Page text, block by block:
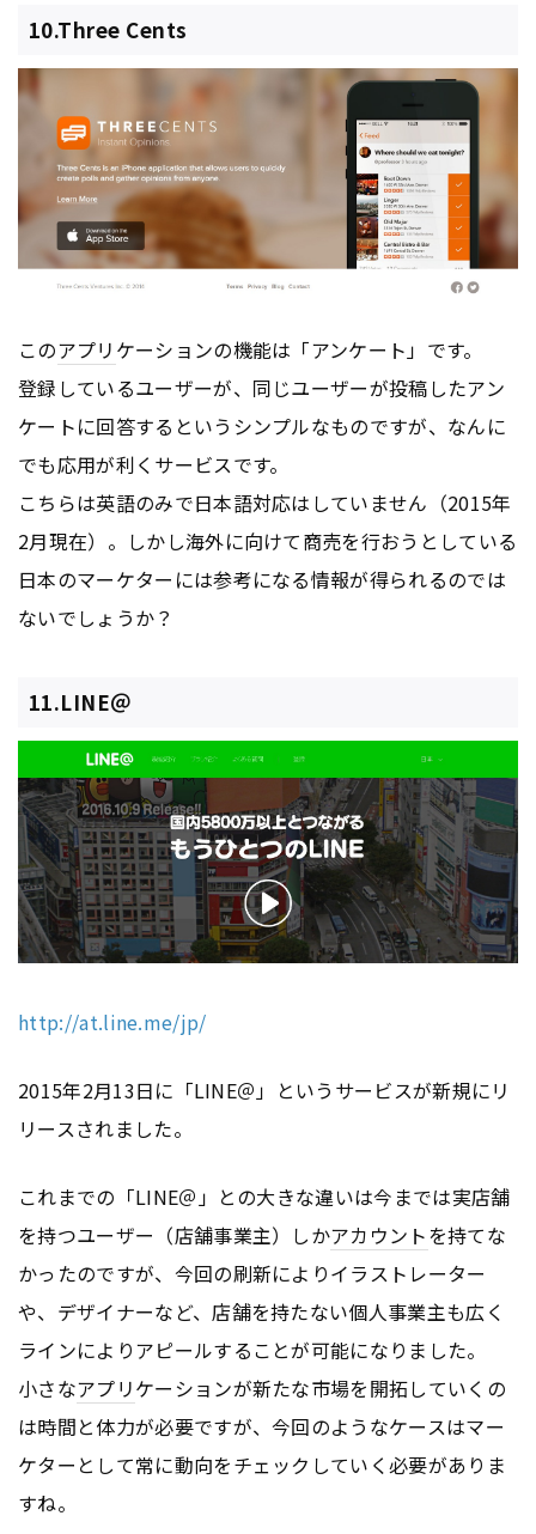
10.Three Cents
このアプリ ケーションの機能は「アンケート」です。
登録しているユーザーが、同じユーザーが投稿したアン
ケートに回答するというシンプルなものですが、なんに
でも応用が利くサービスです。
こちらは英語のみで日本語対応はしていません（2015年
2月現在）。しかし海外に向けて商売を行おうとしている
日本のマーケターには参考になる情報が得られるのでは
ないでしょうか？
11.LINE＠
http://at.line.me/jp/
2015年2月13日に「LINE＠」というサービスが新規にリ
リースされました。
これまでの「LINE＠」との大きな違いは今までは実店舗
を持つユーザー（店舗事業主）しかアカウントを持てな
かったのですが、今回の刷新によりイラストレーター
や、デザイナーなど、店舗を持たない個人事業主も広く
ラインによりアピールすることが可能になりました。
小さなアプリケーションが新たな市場を開拓していくの
は時間と体力が必要ですが、今回のようなケースはマー
ケターとして常に動向をチェックしていく必要がありま
すね。